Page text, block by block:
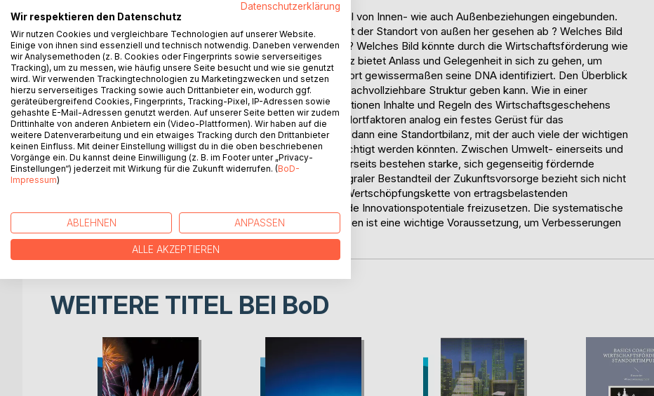
Das komplexe Gebilde eines Standortes ist in eine Vielzahl von Innen- wie auch Außenbeziehungen eingebunden.
Wo steht hier die Wirtschaftsförderung ? Welches Bild gibt der Standort von außen her gesehen ab ? Welches Bild
bietet sich hinter der Fassade im Inneren des Standortes ? Welches Bild könnte durch die Wirtschaftsförderung wie
mitgestaltet werden ? Die Entwicklung einer Standortbilanz bietet Anlass und Gelegenheit in sich zu gehen, um
herauszufinden, wofür der Standort steht, dass der Standort gewissermaßen seine DNA identifiziert. Den Überblick
behält vor allem der, der allen diesen Sachverhalten eine nachvollziehbare Struktur geben kann. Wie in einer
Unternehmensbilanz über die darin angeführten Bilanzpositionen Inhalte und Regeln des Wirtschaftsgeschehens
definiert werden können, so kann auch mit Hilfe von Standortfaktoren analog ein festes Gerüst für das
Standortgeschehen zusammengefügt werden. Dies wäre dann eine Standortbilanz, mit der auch viele der wichtigen
und oft entscheidenden Non-Financial-Faktoren berücksichtigt werden könnten. Zwischen Umwelt- einerseits und
Image-, Kommunikations- und Wettbewerbszielen andererseits bestehen starke, sich gegenseitig fördernde
Beziehungen. Vorausschauendes Öko-Controlling als integraler Bestandteil der Zukunftsvorsorge bezieht sich nicht
nur auf punktuelles Handeln, sondern muss die gesamte Wertschöpfungskette von ertragsbelastenden
Reststoffströmen entkoppeln und hieraus evtl. entstehende Innovationspotentiale freizusetzen. Die systematische
Analyse der Umweltwirkungen von Verfahren und Prozessen ist eine wichtige Voraussetzung, um Verbesserungen
gezielt und wirksam vorzunehmen.
WEITERE TITEL BEI BoD
Datenschutzerklärung
Wir respektieren den Datenschutz
Wir nutzen Cookies und vergleichbare Technologien auf unserer Website.
Einige von ihnen sind essenziell und technisch notwendig. Daneben verwenden
wir Analysemethoden (z. B. Cookies oder Fingerprints sowie serverseitiges
Tracking), um zu messen, wie häufig unsere Seite besucht und wie sie genutzt
wird. Wir verwenden Trackingtechnologien zu Marketingzwecken und setzen
hierzu serverseitiges Tracking sowie auch Drittanbieter ein, wodurch ggf.
geräteübergreifend Cookies, Fingerprints, Tracking-Pixel, IP-Adressen sowie
gehashte E-Mail-Adressen genutzt werden. Auf unserer Seite betten wir zudem
Drittinhalte von anderen Anbietern ein (Video-Plattformen). Wir haben auf die
weitere Datenverarbeitung und ein etwaiges Tracking durch den Drittanbieter
keinen Einfluss. Mit deiner Einstellung willigst du in die oben beschriebenen
Vorgänge ein. Du kannst deine Einwilligung (z. B. im Footer unter „Privacy-
Einstellungen“) jederzeit mit Wirkung für die Zukunft widerrufen. (BoD-
Impressum)
ABLEHNEN ANPASSEN
ALLE AKZEPTIEREN